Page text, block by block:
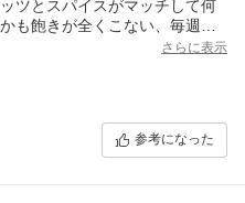
ツとスパイスがマッチして何
も飽きが全くこない、毎週カ
さらに表示
参考になった